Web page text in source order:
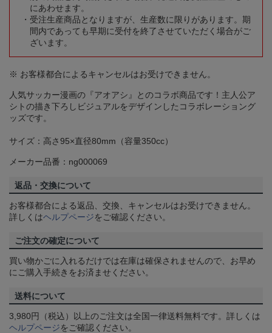
にあわせます。
受注生産商品となりますが、生産数に限りがあります。期
間内であっても早期に受付を終了させていただく場合がご
ざいます。
※ お客様都合によるキャンセルはお受けできません。
人気サッカー漫画の『アオアシ』とのコラボ商品です！主人公ア
シトの描き下ろしビジュアルをデザインしたコラボレーショング
ッズです。
サイズ：高さ95×直径80mm（容量350cc）
メーカー品番：ng000069
返品・交換について
お客様都合による返品、交換、キャンセルはお受けできません。
詳しくはヘルプページをご確認ください。
ご注文の確定について
買い物かごに入れるだけでは在庫は確保されませんので、お早め
にご購入手続きをお済ませください。
送料について
3,980円（税込）以上のご注文は全国一律送料無料です。詳しくは
ヘルプページをご確認ください。